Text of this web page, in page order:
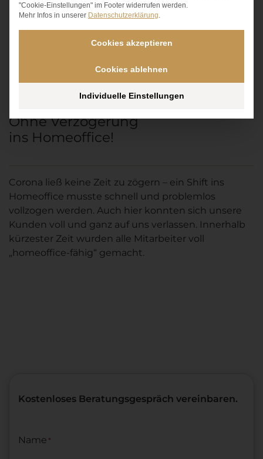
KONTAKT AUFNEHMEN
Ohne Verzögerung
ins Homeoffice!
Corona ließ keine Zeit zu zögern – ein Shift ins
Homeoffice musste schnell und problemlos
vollzogen werden. Auch hier konnten sich unsere
Kunden voll und ganz auf uns verlassen. Innerhalb
kürzester Zeit wurden alle Mitarbeiter voll
„homeoffice-fähig“ gemacht.
Kostenloses Beratungsgespräch vereinbaren.
Name *
"Cookie-Einstellungen" im Footer widerrufen werden.
Mehr Infos in unserer Datenschutzerklärung
Cookies akzeptieren
Cookies ablehnen
Individuelle Einstellungen